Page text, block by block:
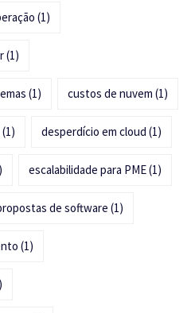
(1)
(1)
(1) custos de nuvem (1)
(1) desperdício em cloud (1)
escalabilidade para PME(1)
de software (1)
(1)